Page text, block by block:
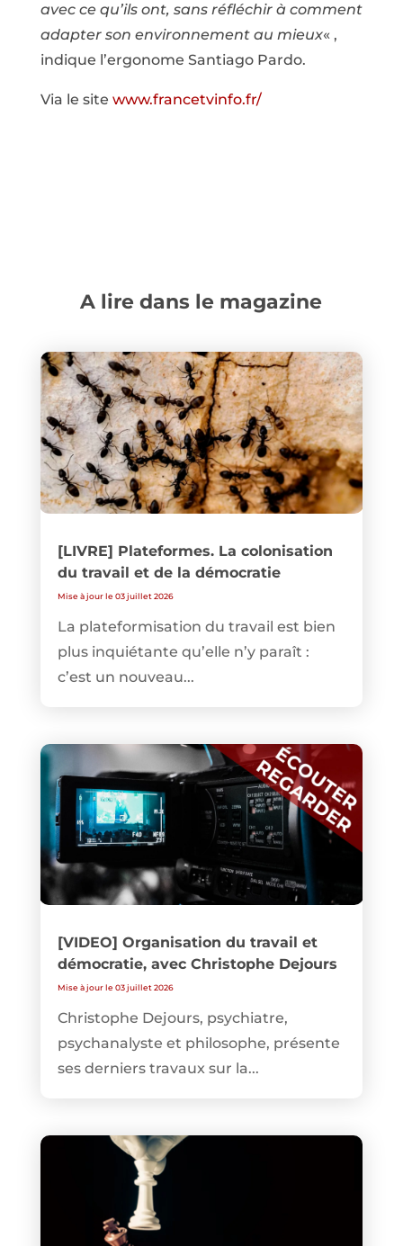
avec ce qu’ils ont, sans réfléchir à comment
adapter son environnement au mieux« ,
indique l’ergonome Santiago Pardo.
Via le site www.francetvinfo.fr/
A lire dans le magazine
[LIVRE] Plateformes. La colonisation
du travail et de la démocratie
Mise à jour le 03 juillet 2026
La plateformisation du travail est bien
plus inquiétante qu’elle n’y paraît :
c’est un nouveau...
[VIDEO] Organisation du travail et
démocratie, avec Christophe Dejours
Mise à jour le 03 juillet 2026
Christophe Dejours, psychiatre,
psychanalyste et philosophe, présente
ses derniers travaux sur la...